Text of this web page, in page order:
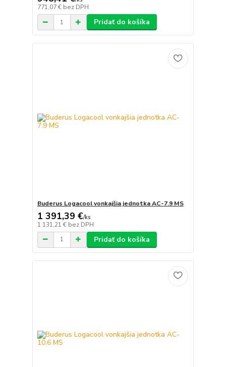
771,07 € bez DPH
Pridať do košíka
Buderus Logacool vonkajšia jednotka AC-7.9 MS
1 391,39 €/ks
1 131,21 € bez DPH
Pridať do košíka